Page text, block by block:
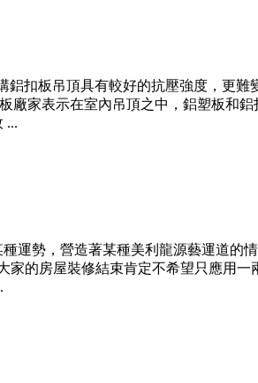
扣板吊頂具有較好的抗壓強度，更
家表示在室內吊頂之中，鋁塑板和
...
運勢，營造著某種美利龍源藝運道的
的房屋裝修結束肯定不希望只應用